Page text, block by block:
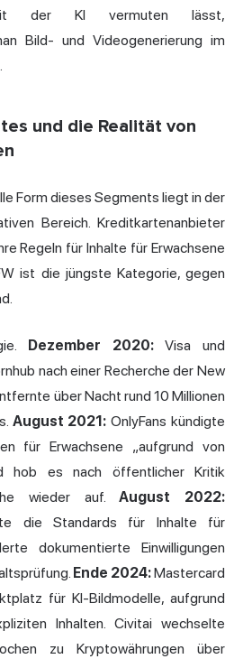
der KI vermuten lässt,
Bild- und Videogenerierung im
und die Realität von
Form dieses Segments liegt in der
Bereich. Kreditkartenanbieter
Regeln für Inhalte für Erwachsene
ist die jüngste Kategorie, gegen
Dezember 2020:Visa und
nach einer Recherche der New
über Nacht rund 10 Millionen
August 2021: OnlyFans kündigte
für Erwachsene „aufgrund von
hob es nach öffentlicher Kritik
wieder auf.August 2022:
die Standards für Inhalte für
dokumentierte Einwilligungen
Ende 2024:Mastercard
für KI-Bildmodelle, aufgrund
Inhalten. Civitai wechselte
zu Kryptowährungen über